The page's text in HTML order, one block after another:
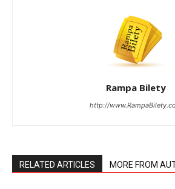
Rampa Bilety
http://
RELATED ARTICLES MORE FROM